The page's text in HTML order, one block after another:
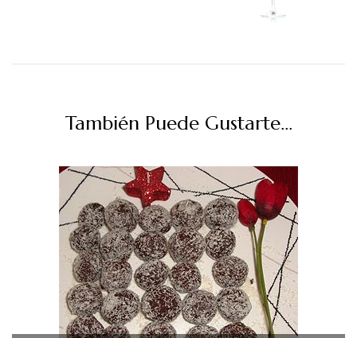
También Puede Gustarte...